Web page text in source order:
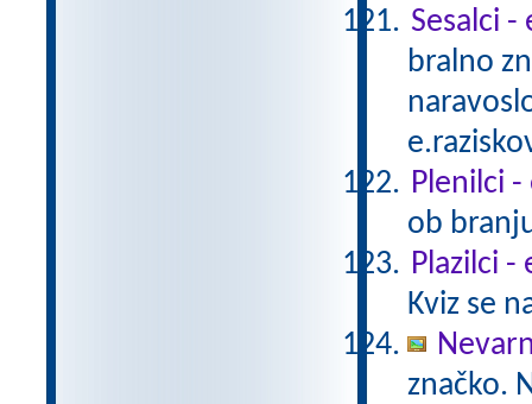
Sesalci -
bralno
Plenilci -
ob
Plazilci -
Kviz se
značko.